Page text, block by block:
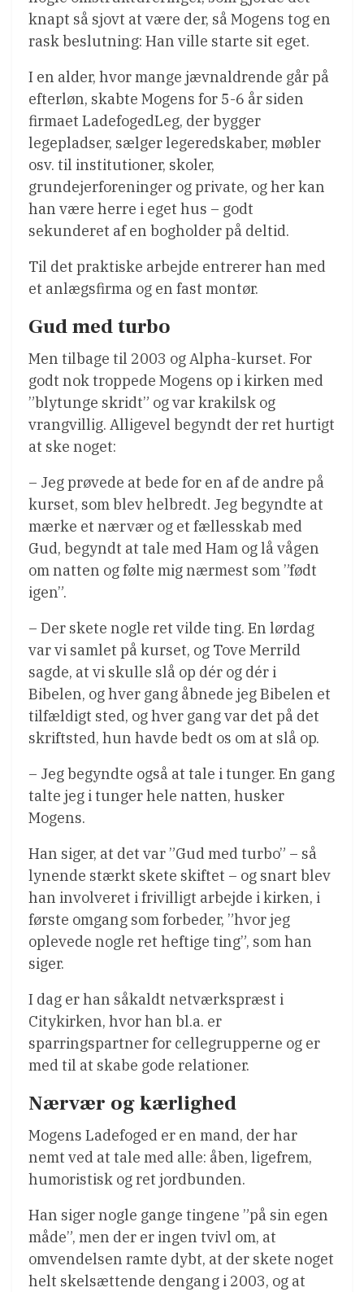
knapt så sjovt at være der, så Mogens tog en
rask beslutning: Han ville starte sit eget.
I en alder, hvor mange jævnaldrende går på
efterløn, skabte Mogens for 5-6 år siden
firmaet LadefogedLeg, der bygger
legepladser, sælger legeredskaber, møbler
osv. til institutioner, skoler,
grundejerforeninger og private, og her kan
han være herre i eget hus – godt
sekunderet af en bogholder på deltid.
Til det praktiske arbejde entrerer han med
et anlægsfirma og en fast montør.
Gud med turbo
Men tilbage til 2003 og Alpha-kurset. For
godt nok troppede Mogens op i kirken med
”blytunge skridt” og var krakilsk og
vrangvillig. Alligevel begyndt der ret hurtigt
at ske noget:
– Jeg prøvede at bede for en af de andre på
kurset, som blev helbredt. Jeg begyndte at
mærke et nærvær og et fællesskab med
Gud, begyndt at tale med Ham og lå vågen
om natten og følte mig nærmest som ”født
igen”.
– Der skete nogle ret vilde ting. En lørdag
var vi samlet på kurset, og Tove Merrild
sagde, at vi skulle slå op dér og dér i
Bibelen, og hver gang åbnede jeg Bibelen et
tilfældigt sted, og hver gang var det på det
skriftsted, hun havde bedt os om at slå op.
– Jeg begyndte også at tale i tunger. En gang
talte jeg i tunger hele natten, husker
Mogens.
Han siger, at det var ”Gud med turbo” – så
lynende stærkt skete skiftet – og snart blev
han involveret i frivilligt arbejde i kirken, i
første omgang som forbeder, ”hvor jeg
oplevede nogle ret heftige ting”, som han
siger.
I dag er han såkaldt netværkspræst i
Citykirken, hvor han bl.a. er
sparringspartner for cellegrupperne og er
med til at skabe gode relationer.
Nærvær og kærlighed
Mogens Ladefoged er en mand, der har
nemt ved at tale med alle: åben, ligefrem,
humoristisk og ret jordbunden.
Han siger nogle gange tingene ”på sin egen
måde”, men der er ingen tvivl om, at
omvendelsen ramte dybt, at der skete noget
helt skelsættende dengang i 2003, og at